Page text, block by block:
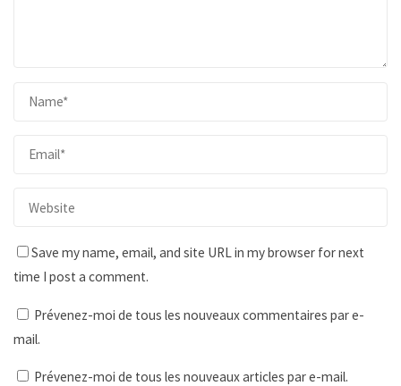
Save my name, email, and site URL in my browser for next
time I post a comment.
Prévenez-moi de tous les nouveaux commentaires par e-
mail.
Prévenez-moi de tous les nouveaux articles par e-mail.